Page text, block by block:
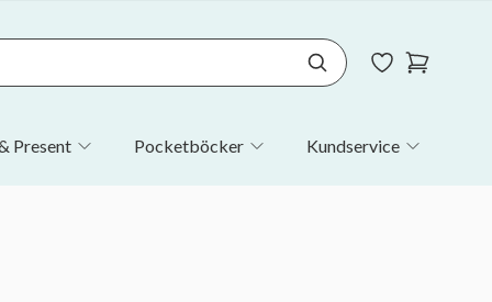
Present Pocketböcker Kundservice